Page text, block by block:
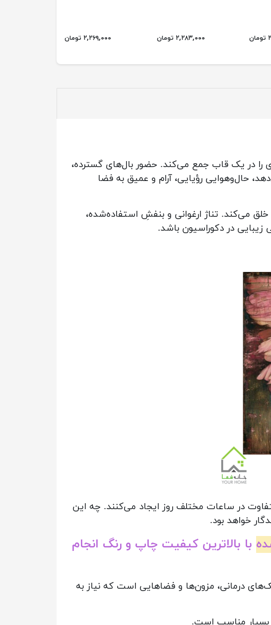
۲,۲۸۳,۰۰۰ تومان ۲,۲۶۹,۰۰۰ تومان
در یک قاب جمع می‌کند. حضور بال‌های گسترده،
حال‌و‌هوایی رؤیایی، آرام و عمیق به فضا
می‌کند. تناژ ارغوانی و بنفشِ استفاده‌شده،
در دکوراسیون باشد.
در ساعات مختلف روز ایجاد می‌کنند. چه این
خواهد بود.
با بالاترین کیفیت چاپ و رنگ انجام
درمانی، مزون‌ها و فضاهایی است که نیاز به
بسیار مناسب است.